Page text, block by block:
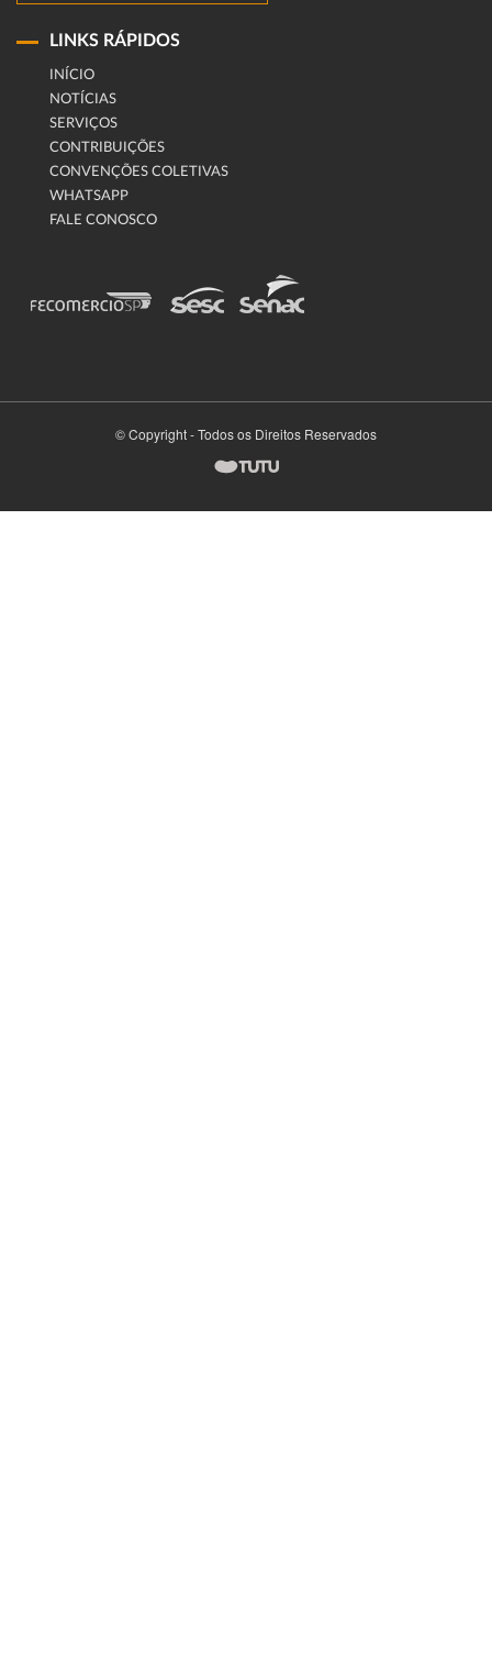
LINKS RÁPIDOS
INÍCIO
NOTÍCIAS
SERVIÇOS
CONTRIBUIÇÕES
CONVENÇÕES COLETIVAS
WHATSAPP
FALE CONOSCO
© Copyright - Todos os Direitos Reservados